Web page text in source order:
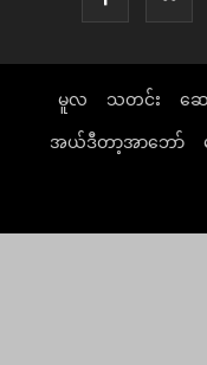
မူလ သတင်း ဆေ
အယ်ဒီတာ့အာဘော်